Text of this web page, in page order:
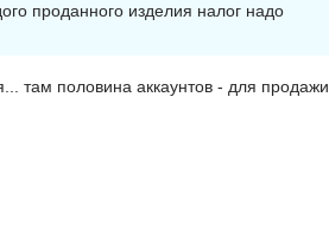
проданного изделия налог надо
там половина аккаунтов - для продажи,